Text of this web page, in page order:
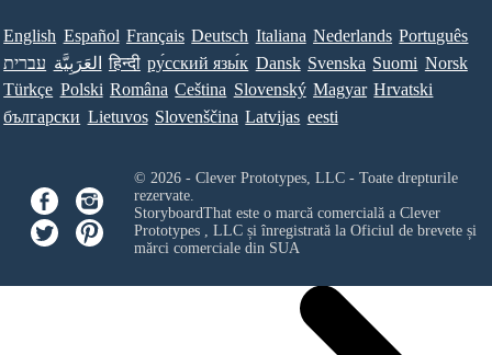
English Español Français Deutsch Italiana Nederlands Português
עברית العَرَبِيَّة हिन्दी ру́сский язы́к Dansk Svenska Suomi Norsk
Türkçe Polski Româna Ceština Slovenský Magyar Hrvatski
български Lietuvos Slovenščina Latvijas eesti
© 2026 - Clever Prototypes, LLC - Toate drepturile
rezervate.
StoryboardThat este o marcă comercială a Clever
Prototypes , LLCși înregistrată la Oficiul de brevete și
mărci comerciale din SUA